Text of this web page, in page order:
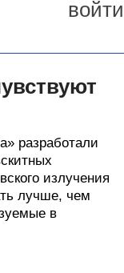
войти
разработали
излучения
лучше, чем
в